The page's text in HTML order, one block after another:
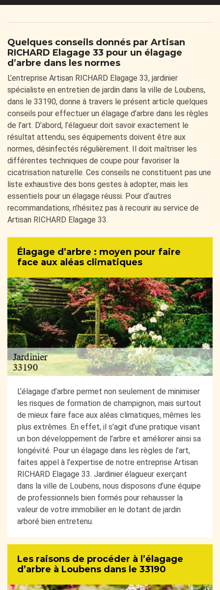
Quelques conseils donnés par Artisan
RICHARD Elagage 33 pour un élagage
d’arbre dans les normes
L’entreprise Artisan RICHARD Elagage 33, jardinier
spécialiste en entretien de jardin dans la ville de Loubens,
dans le 33190, donne à travers le présent article quelques
conseils pour effectuer un élagage d’arbre dans les règles
de l’art. D’abord, l’élagueur doit savoir exactement le
résultat attendu, ses équipements doivent être aux
normes, désinfectés régulièrement. Il doit maîtriser les
différentes techniques de coupe pour favoriser la
cicatrisation naturelle. Ces conseils ne constituent pas une
liste exhaustive des bons gestes à adopter, mais les
essentiels pour un élagage réussi. Pour d’autres
recommandations, n’hésitez pas à recourir au service de
Artisan RICHARD Elagage 33.
Élagage d’arbre : moyen pour faire
face aux aléas climatiques
L’élagage d’arbre permet non seulement de minimiser
les risques de formation de champignon, mais surtout
de mieux faire face aux aléas climatiques, mêmes les
plus extrêmes. En effet, il s’agit d’une pratique visant
un bon développement de l’arbre et améliorer ainsi sa
longévité. Pour un élagage dans les règles de l’art,
faites appel à l’expertise de notre entreprise Artisan
RICHARD Elagage 33. Jardinier élagueur exerçant
dans la ville de Loubens, nous disposons d’une équipe
de professionnels bien formés pour rehausser la
valeur de votre immobilier en le dotant de jardin
arboré bien entretenu.
Les raisons de procéder à l’élagage
d’arbre à Loubens dans le 33190